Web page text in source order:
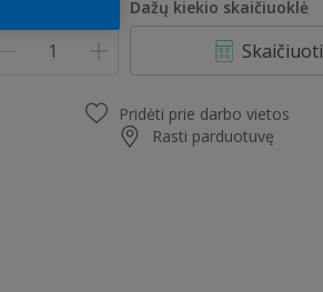
Dažų kiekio skaičiuoklė
Skaičiuoti
Pridėti prie darbo vietos
Rasti parduotuvę